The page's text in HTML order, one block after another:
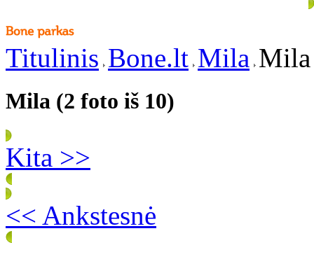
Titulinis Bone.lt Mila
Mila (2 foto iš 10)
Kita >>
<< Ankstesnė